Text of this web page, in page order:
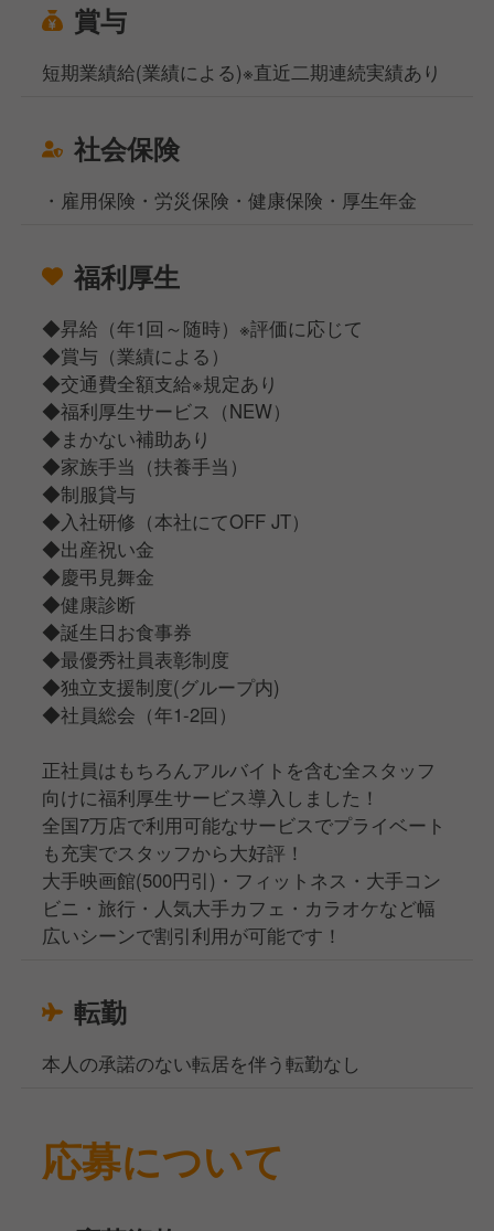
賞与
短期業績給(業績による)※直近二期連続実績あり
社会保険
・雇用保険・労災保険・健康保険・厚生年金
福利厚生
◆昇給（年1回～随時）※評価に応じて
◆賞与（業績による）
◆交通費全額支給※規定あり
◆福利厚生サービス（NEW）
◆まかない補助あり
◆家族手当（扶養手当）
◆制服貸与
◆入社研修（本社にてOFF JT）
◆出産祝い金
◆慶弔見舞金
◆健康診断
◆誕生日お食事券
◆最優秀社員表彰制度
◆独立支援制度(グループ内)
◆社員総会（年1-2回）
正社員はもちろんアルバイトを含む全スタッフ
向けに福利厚生サービス導入しました！
全国7万店で利用可能なサービスでプライベート
も充実でスタッフから大好評！
大手映画館(500円引)・フィットネス・大手コン
ビニ・旅行・人気大手カフェ・カラオケなど幅
広いシーンで割引利用が可能です！
転勤
本人の承諾のない転居を伴う転勤なし
応募について